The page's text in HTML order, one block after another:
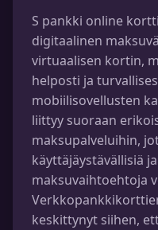
S pankki online
digitaalinen
virtuaalisen kortin,
helposti ja
mobiilisovellusten
liittyy suoraan
maksupalveluihin,
käyttäjäystävällisiä
maksuvaihtoehtoja
keskittynyt siihen,